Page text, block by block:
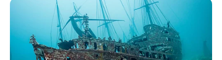
TEMAS RELACIONADOS
NOTICIAS ANTIOQUIA ALERTA PAISA
GORRAS
EJÉRCITO NACIONAL
JERICÓ - ANTIOQUIA